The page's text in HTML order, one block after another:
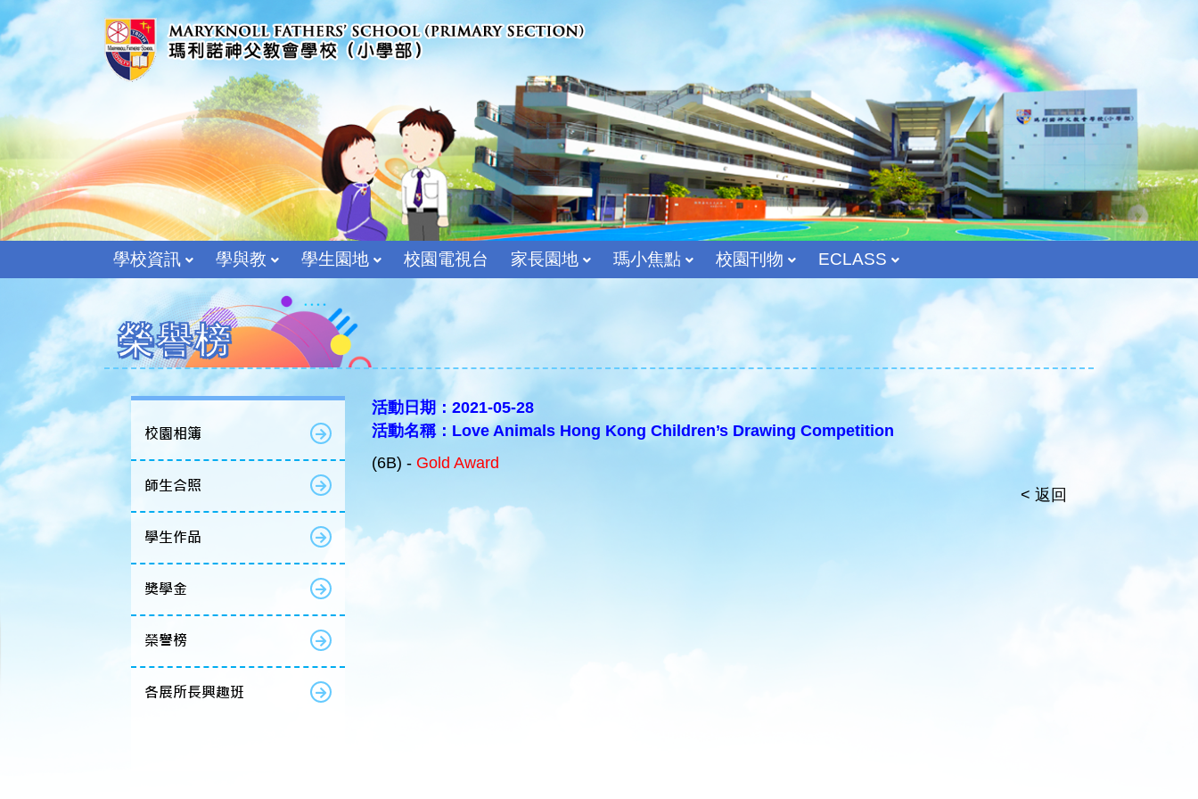
學校資訊 學與教 學生園地 校園電視台 家長園地 瑪小焦點 校園刊物 ECLASS
榮譽榜
校園相簿
師生合照
學生作品
獎學金
榮譽榜
各展所長興趣班
活動日期：2021-05-28
活動名稱：Love Animals Hong Kong Children’s Drawing Competition
(6B) - Gold Award
< 返回